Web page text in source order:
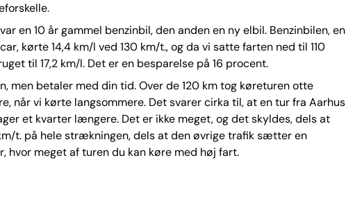
en 10 år gammel benzinbil, den anden en ny elbil. Benzinbilen, en
kørte 14,4 km/l ved 130 km/t., og da vi satte farten ned til 110
til 17,2 km/l. Det er en besparelse på 16 procent.
men betaler med din tid. Over de 120 km tog køreturen otte
når vi kørte langsommere. Det svarer cirka til, at en tur fra Aarhus
et kvarter længere. Det er ikke meget, og det skyldes, dels at
t. på hele strækningen, dels at den øvrige trafik sætter en
hvor meget af turen du kan køre med høj fart.